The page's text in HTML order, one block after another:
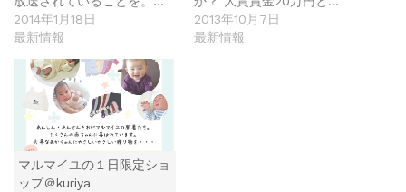
2014年1月18日
最新情報
2013年10月7日
最新情報
マルマイユの１日限定ショ
ップ＠kuriya